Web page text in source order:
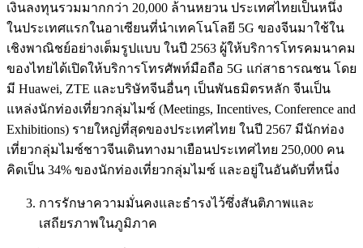
เงินลงทุนรวมมากกว่า 20,000 ล้านหยวน ประเทศไทยเป็นหนึ่ง
ในประเทศแรกในอาเซียนที่นำเทคโนโลยี 5G ของจีนมาใช้ใน
เชิงพาณิชย์อย่างเต็มรูปแบบ ในปี 2563 ผู้ให้บริการโทรคมนาคม
ของไทยได้เปิดให้บริการโทรศัพท์มือถือ 5G แก่สาธารณชน โดย
มี Huawei, ZTE และบริษัทจีนอื่นๆ เป็นพันธมิตรหลัก จีนเป็น
แหล่งนักท่องเที่ยวกลุ่มไมซ์ (Meetings, Incentives, Conference and
Exhibitions) รายใหญ่ที่สุดของประเทศไทย ในปี 2567 มีนักท่อง
เที่ยวกลุ่มไมซ์ชาวจีนเดินทางมาเยือนประเทศไทย 250,000 คน
คิดเป็น 34% ของนักท่องเที่ยวกลุ่มไมซ์ และอยู่ในอันดับที่หนึ่ง
การรักษาความมั่นคงและธำรงไว้ซึ่งสันติภาพและ
เสถียรภาพในภูมิภาค